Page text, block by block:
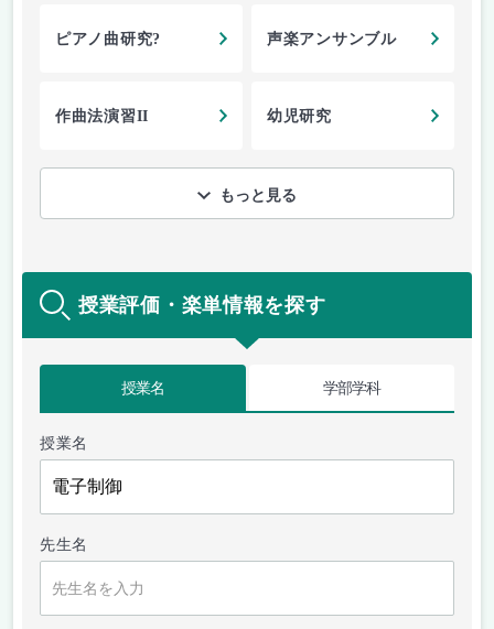
ピアノ曲研究? 声楽アンサンブル
作曲法演習II 幼児研究
もっと見る
授業評価・楽単情報を探す
授業名 学部学科
授業名
先生名